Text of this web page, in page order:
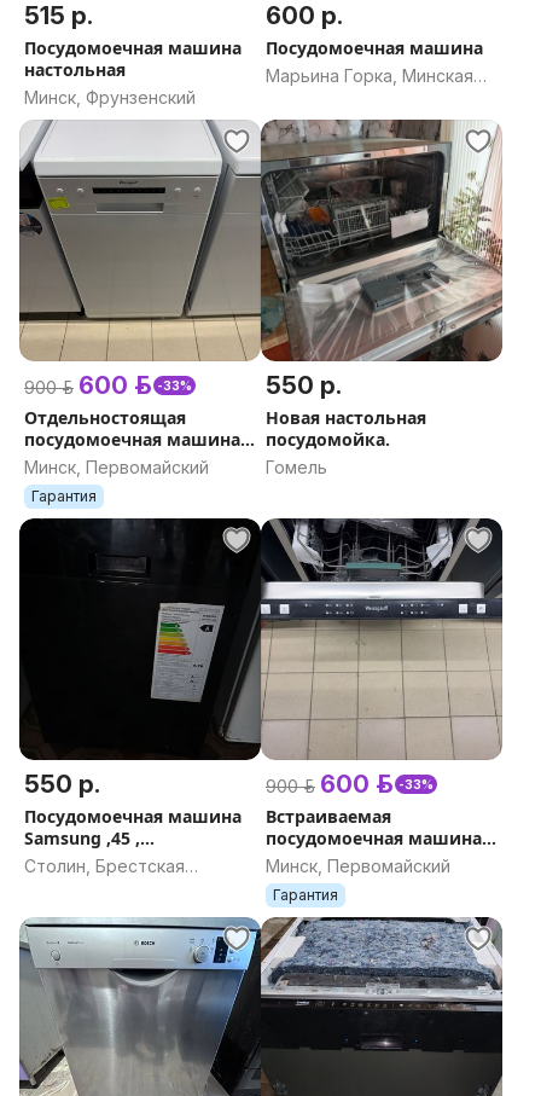
515 р.
Посудомоечная машина
настольная
Минск, Фрунзенский
600 р.
Посудомоечная машина
Марьина Горка, Минская
900 р. 600 р. -33%
Отдельностоящая
посудомоечная машина
Weissgauff DW 4012
Минск, Первомайский
Гарантия
550 р.
Новая настольная
посудомойка.
Гомель
550 р.
Посудомоечная машина
Samsung ,45 ,
встраиваемая
Столин, Брестская
900 р. 600 р. -33%
Встраиваемая
посудомоечная машина
Weissgauff BDW 4026
Минск, Первомайский
Гарантия